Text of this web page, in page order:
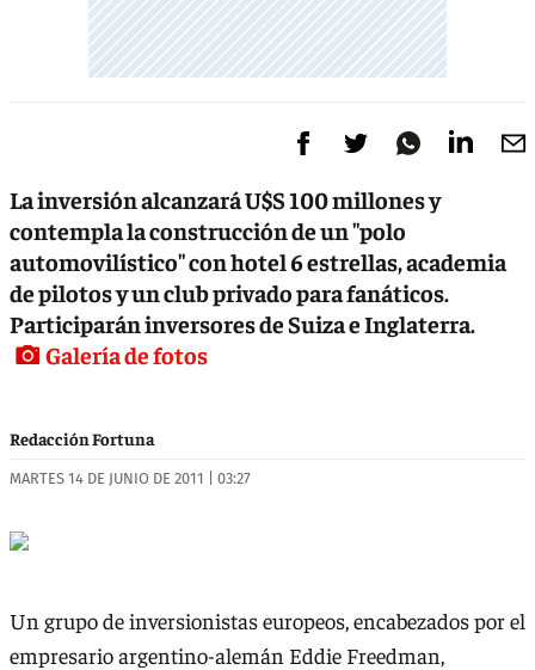
La inversión alcanzará U$S 100 millones y
contempla la construcción de un "polo
automovilístico" con hotel 6 estrellas, academia
de pilotos y un club privado para fanáticos.
Participarán inversores de Suiza e Inglaterra.
Galería de fotos
Redacción Fortuna
MARTES 14 DE JUNIO DE 2011 | 03:27
Un grupo de inversionistas europeos, encabezados por el
empresario argentino-alemán Eddie Freedman,